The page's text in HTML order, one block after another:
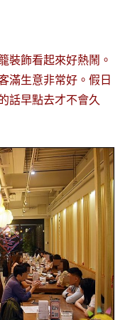
裝飾看起來好熱鬧。
滿生意非常好。假日
話早點去才不會久